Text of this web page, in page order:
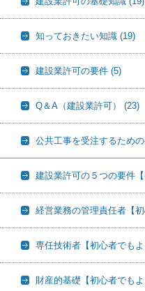
知っておきたい知識 (19)
建設業許可の要件 (5)
Q＆A（建設業許可） (23)
公共工事を受注するための
建設業許可の５つの要件
経営業務の管理責任者【
専任技術者【初心者でもよ
財産的基礎【初心者でも